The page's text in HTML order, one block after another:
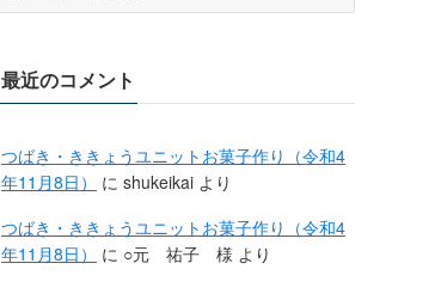
ー
最近のコメント
つばき・ききょうユニットお菓子作り（令和4
年11月8日）
に shukeikai より
つばき・ききょうユニットお菓子作り（令和4
年11月8日）
に ○元 祐子 様 より